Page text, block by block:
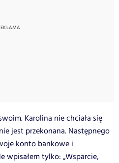
Karolina nie chciała się
jest przekonana. Następnego
konto bankowe i
wpisałem tylko: „Wsparcie,